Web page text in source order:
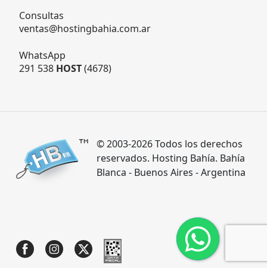
Consultas
ventas@hostingbahia.com.ar
WhatsApp
291 538 HOST(4678)
© 2003-2026 Todos los derechos
reservados. Hosting Bahía. Bahía
Blanca - Buenos Aires - Argentina